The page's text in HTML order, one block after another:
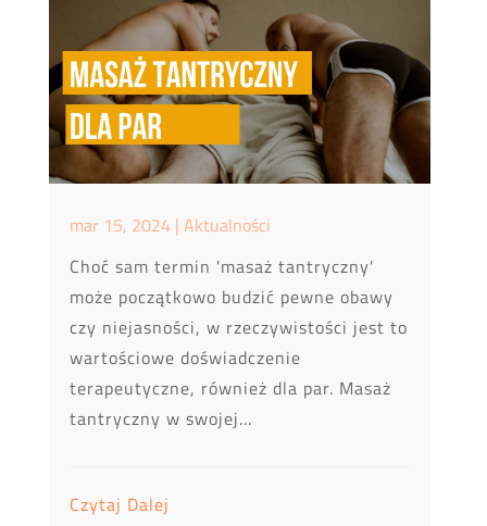
mar 15, 2024| Aktualności
Choć sam termin 'masaż tantryczny'
może początkowo budzić pewne obawy
czy niejasności, w rzeczywistości jest to
wartościowe doświadczenie
terapeutyczne, również dla par. Masaż
tantryczny w swojej...
Czytaj Dalej